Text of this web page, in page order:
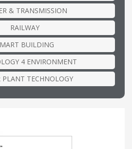
& TRANSMISSION
RAILWAY
BUILDING
4 ENVIRONMENT
PLANT TECHNOLOGY